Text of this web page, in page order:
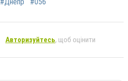
Авторизуйтесь, щоб оцінити